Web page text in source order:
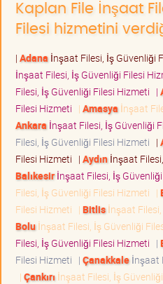
Kaplan File İnşaat
Filesi hizmetini
| Adana İnşaat Filesi, İş Güvenliği
İnşaat Filesi, İş Güvenliği Filesi
Filesi, İş Güvenliği Filesi Hizmeti |
Filesi Hizmeti | Amasya İnşaat
Ankara İnşaat Filesi, İş Güvenliği
Filesi, İş Güvenliği Filesi Hizmeti |
Filesi Hizmeti | Aydınİnşaat
Balıkesirİnşaat Filesi, İş
Filesi, İş Güvenliği Filesi Hizmeti |
Filesi Hizmeti | Bitlisİnşaat Filesi,
Boluİnşaat Filesi, İş Güvenliği
Filesi, İş Güvenliği Filesi Hizmeti |
Filesi Hizmeti | Çanakkaleİnşaat
| Çankırı İnşaat Filesi, İş